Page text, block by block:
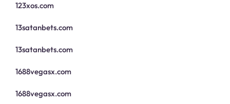
123xos.com
13satanbets.com
13satanbets.com
1688vegasx.com
1688vegasx.com